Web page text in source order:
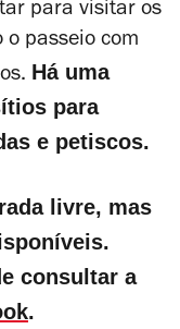
para visitar os
passeio com
Há uma
para
e petiscos.
livre, mas
consultar a
.